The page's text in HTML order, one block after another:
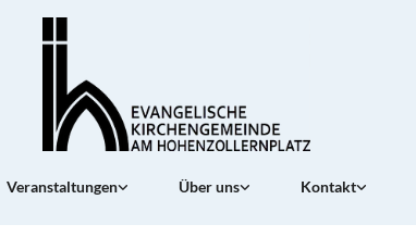
Veranstaltungen Über uns Kontakt